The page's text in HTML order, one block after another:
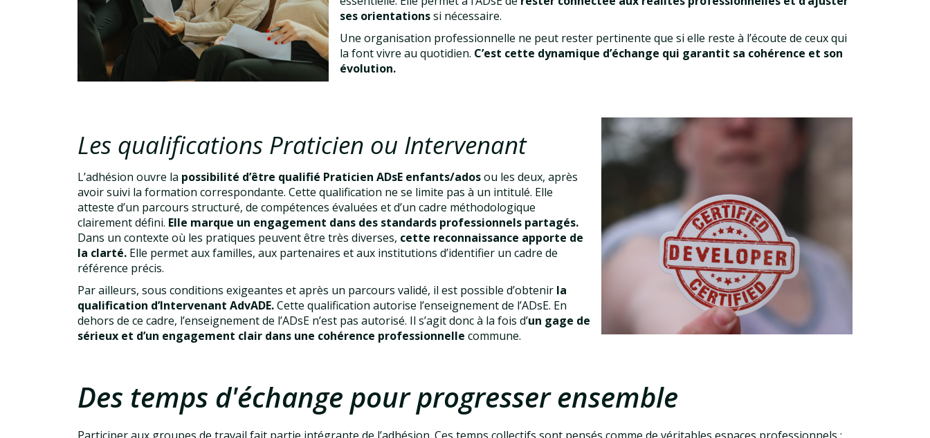
ses orientationssi nécessaire.
Une organisation professionnelle ne peut rester pertinente que si elle reste à l’écoute de ceux qui
la font vivre au quotidien. C’est cette dynamique d’échange qui garantit sa cohérence et son
évolution.
Les qualifications Praticien ou Intervenant
L’adhésion ouvre la possibilité d’être qualifié Praticien ADsE enfants/adosou les deux, après
avoir suivi la formation correspondante. Cette qualification ne se limite pas à un intitulé. Elle
atteste d’un parcours structuré, de compétences évaluées et d’un cadre méthodologique
clairement défini. Elle marque un engagement dans des standards professionnels partagés.
Dans un contexte où les pratiques peuvent être très diverses, cette reconnaissance apporte de
la clarté. Elle permet aux familles, aux partenaires et aux institutions d’identifier un cadre de
référence précis.
Par ailleurs, sous conditions exigeantes et après un parcours validé, il est possible d’obtenir la
qualification d’Intervenant AdvADE.Cette qualification autorise l’enseignement de l’ADsE. En
dehors de ce cadre, l’enseignement de l’ADsE n’est pas autorisé. Il s’agit donc à la fois d’un gage de
sérieux et d’un engagement clair dans une cohérence professionnelle commune.
Des temps d'échange pour progresser ensemble